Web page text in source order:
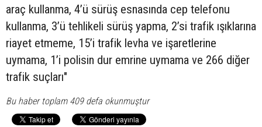
araç kullanma, 4’ü sürüş esnasında cep telefonu
kullanma, 3’ü tehlikeli sürüş yapma, 2’si trafik ışıklarına
riayet etmeme, 15’i trafik levha ve işaretlerine
uymama, 1’i polisin dur emrine uymama ve 266 diğer
trafik suçları"
Bu haber toplam 409 defa okunmuştur